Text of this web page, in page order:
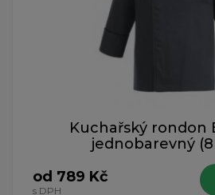
Kuchařský rondon
jednobarevný
od 789 Kč
s DPH